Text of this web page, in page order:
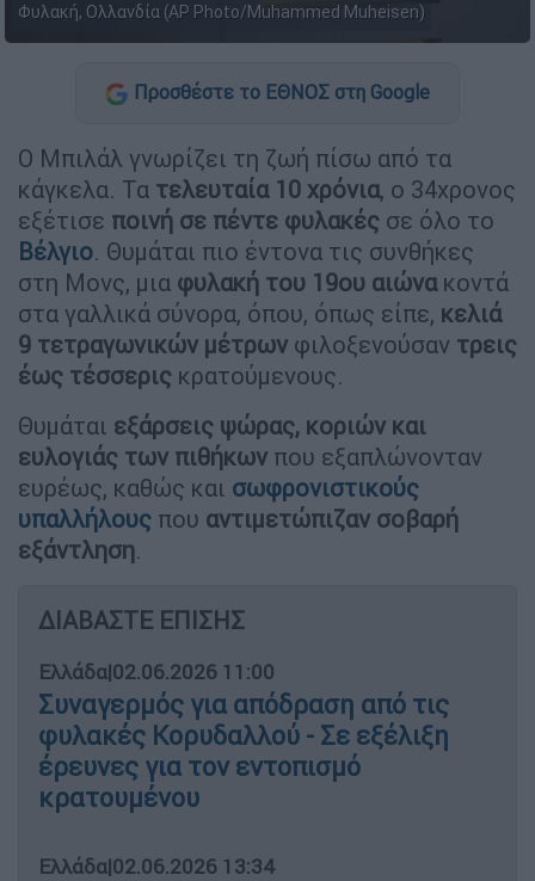
Φυλακή, Ολλανδία (AP Photo/Muhammed Muheisen)
Προσθέστε το ΕΘΝΟΣ στη Google
Ο Μπιλάλ γνωρίζει τη ζωή πίσω από τα
κάγκελα. Τα τελευταία 10 χρόνια, ο 34χρονος
εξέτισε ποινή σε πέντε φυλακές σε όλο το
Βέλγιο. Θυμάται πιο έντονα τις συνθήκες
στη Μονς, μια φυλακή του 19ου αιώνακοντά
στα γαλλικά σύνορα, όπου, όπως είπε, κελιά
9 τετραγωνικών μέτρων φιλοξενούσαν τρεις
έως τέσσερις κρατούμενους.
Θυμάται εξάρσεις ψώρας, κοριών και
ευλογιάς των πιθήκων που εξαπλώνονταν
ευρέως, καθώς και σωφρονιστικούς
υπαλλήλους που αντιμετώπιζαν σοβαρή
εξάντληση.
ΔΙΑΒΑΣΤΕ ΕΠΙΣΗΣ
Ελλάδα|02.06.2026 11:00
Συναγερμός για απόδραση από τις
φυλακές Κορυδαλλού - Σε εξέλιξη
έρευνες για τον εντοπισμό
κρατουμένου
Ελλάδα|02.06.2026 13:34